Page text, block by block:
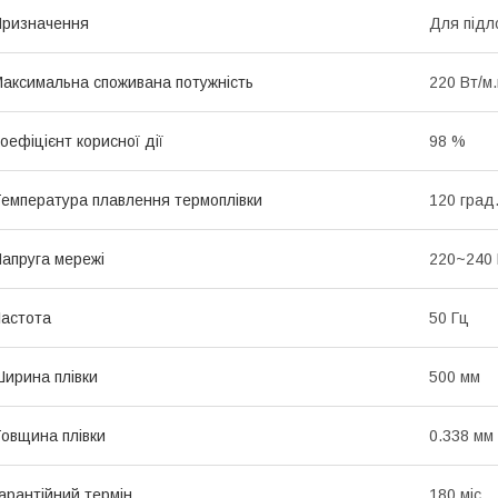
Для
споживана потужність 220 Вт/
корисної дії 98 %
плавлення термоплівки 120 град.
мережі 220~240
50 Гц
плівки 500 мм
плівки 0.338 мм